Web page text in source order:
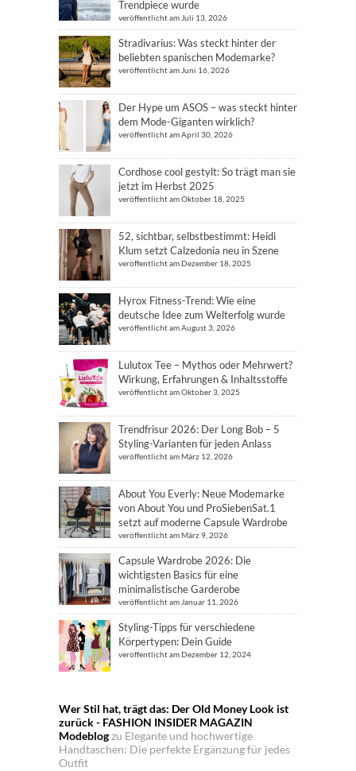
Trendpiece wurde
veröffentlicht am Juli 13, 2026
Stradivarius: Was steckt hinter der
beliebten spanischen Modemarke?
veröffentlicht am Juni 16, 2026
Der Hype um ASOS – was steckt hinter
dem Mode-Giganten wirklich?
veröffentlicht am April 30, 2026
Cordhose cool gestylt: So trägt man sie
jetzt im Herbst 2025
veröffentlicht am Oktober 18, 2025
52, sichtbar, selbstbestimmt: Heidi
Klum setzt Calzedonia neu in Szene
veröffentlicht am Dezember 18, 2025
Hyrox Fitness-Trend: Wie eine
deutsche Idee zum Welterfolg wurde
veröffentlicht am August 3, 2026
Lulutox Tee – Mythos oder Mehrwert?
Wirkung, Erfahrungen & Inhaltsstoffe
veröffentlicht am Oktober 3, 2025
Trendfrisur 2026: Der Long Bob – 5
Styling-Varianten für jeden Anlass
veröffentlicht am März 12, 2026
About You Everly: Neue Modemarke
von About You und ProSiebenSat.1
setzt auf moderne Capsule Wardrobe
veröffentlicht am März 9, 2026
Capsule Wardrobe 2026: Die
wichtigsten Basics für eine
minimalistische Garderobe
veröffentlicht am Januar 11, 2026
Styling-Tipps für verschiedene
Körpertypen: Dein Guide
veröffentlicht am Dezember 12, 2024
Wer Stil hat, trägt das: Der Old Money Look ist
zurück - FASHION INSIDER MAGAZIN
Modeblogzu Elegante und hochwertige
Handtaschen: Die perfekte Ergänzung für jedes
Outfit